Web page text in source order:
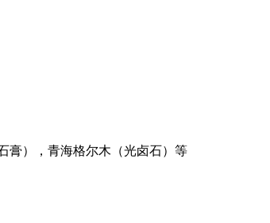
膏），青海格尔木（光卤石）等